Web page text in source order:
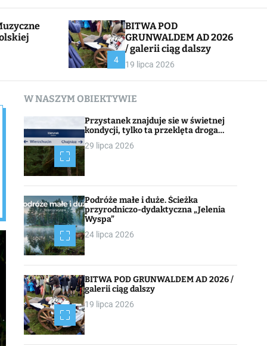
l
c
4
BITWA POD
GRUNWALDEM AD 2026
/ galerii ciąg dalszy
19 lipca 2026
W NASZYM OBIEKTYWIE
Przystanek znajduje sie w świetnej
kondycji, tylko ta przeklęta droga…
29 lipca 2026
Podróże małe i duże. Ścieżka
przyrodniczo-dydaktyczna „Jelenia
Wyspa”
24 lipca 2026
BITWA POD GRUNWALDEM AD 2026 /
galerii ciąg dalszy
19 lipca 2026